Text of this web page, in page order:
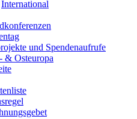
International
und Spendenaufrufe
& Osteuropa